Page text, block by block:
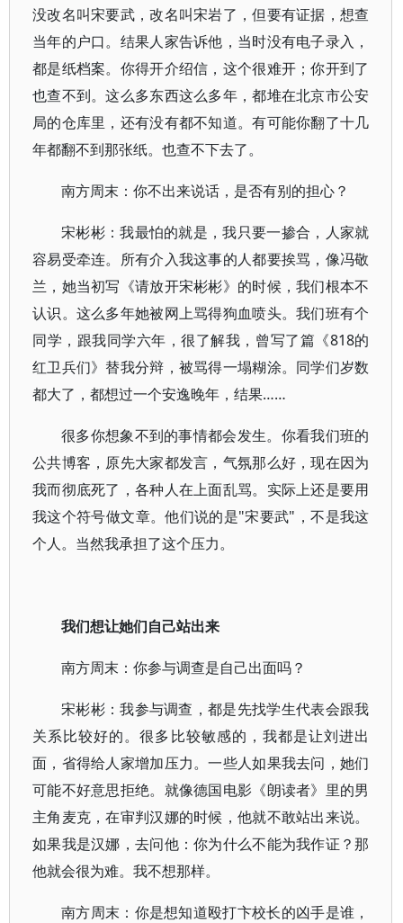
没改名叫宋要武，改名叫宋岩了，但要有证据，想查
当年的户口。结果人家告诉他，当时没有电子录入，
都是纸档案。你得开介绍信，这个很难开；你开到了
也查不到。这么多东西这么多年，都堆在北京市公安
局的仓库里，还有没有都不知道。有可能你翻了十几
年都翻不到那张纸。也查不下去了。
南方周末：你不出来说话，是否有别的担心？
宋彬彬：我最怕的就是，我只要一掺合，人家就
容易受牵连。所有介入我这事的人都要挨骂，像冯敬
兰，她当初写《请放开宋彬彬》的时候，我们根本不
认识。这么多年她被网上骂得狗血喷头。我们班有个
同学，跟我同学六年，很了解我，曾写了篇《818的
红卫兵们》替我分辩，被骂得一塌糊涂。同学们岁数
都大了，都想过一个安逸晚年，结果……
很多你想象不到的事情都会发生。你看我们班的
公共博客，原先大家都发言，气氛那么好，现在因为
我而彻底死了，各种人在上面乱骂。实际上还是要用
我这个符号做文章。他们说的是"宋要武"，不是我这
个人。当然我承担了这个压力。
我们想让她们自己站出来
南方周末：你参与调查是自己出面吗？
宋彬彬：我参与调查，都是先找学生代表会跟我
关系比较好的。很多比较敏感的，我都是让刘进出
面，省得给人家增加压力。一些人如果我去问，她们
可能不好意思拒绝。就像德国电影《朗读者》里的男
主角麦克，在审判汉娜的时候，他就不敢站出来说。
如果我是汉娜，去问他：你为什么不能为我作证？那
他就会很为难。我不想那样。
南方周末：你是想知道殴打卞校长的凶手是谁，